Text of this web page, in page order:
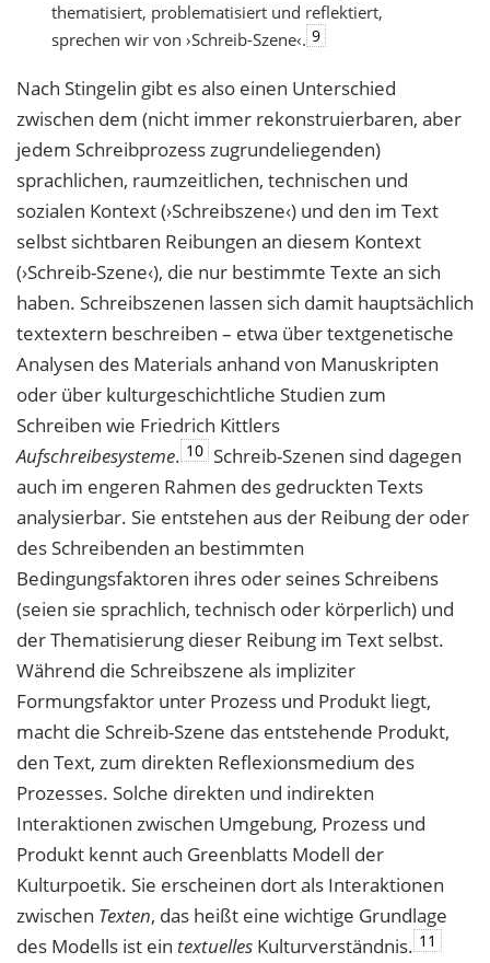
thematisiert, problematisiert und reflektiert,
sprechen wir von ›Schreib-Szene‹. 9
Nach Stingelin gibt es also einen Unterschied
zwischen dem (nicht immer rekonstruierbaren, aber
jedem Schreibprozess zugrundeliegenden)
sprachlichen, raumzeitlichen, technischen und
sozialen Kontext (›Schreibszene‹) und den im Text
selbst sichtbaren Reibungen an diesem Kontext
(›Schreib-Szene‹), die nur bestimmte Texte an sich
haben. Schreibszenen lassen sich damit hauptsächlich
textextern beschreiben – etwa über textgenetische
Analysen des Materials anhand von Manuskripten
oder über kulturgeschichtliche Studien zum
Schreiben wie Friedrich Kittlers
Aufschreibesysteme. 10 Schreib-Szenen sind dagegen
auch im engeren Rahmen des gedruckten Texts
analysierbar. Sie entstehen aus der Reibung der oder
des Schreibenden an bestimmten
Bedingungsfaktoren ihres oder seines Schreibens
(seien sie sprachlich, technisch oder körperlich) und
der Thematisierung dieser Reibung im Text selbst.
Während die Schreibszene als impliziter
Formungsfaktor unter Prozess und Produkt liegt,
macht die Schreib-Szene das entstehende Produkt,
den Text, zum direkten Reflexionsmedium des
Prozesses. Solche direkten und indirekten
Interaktionen zwischen Umgebung, Prozess und
Produkt kennt auch Greenblatts Modell der
Kulturpoetik. Sie erscheinen dort als Interaktionen
zwischen Texten, das heißt eine wichtige Grundlage
des Modells ist ein textuelles Kulturverständnis. 11